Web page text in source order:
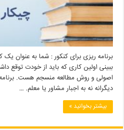
برنامه ریزی برای کنکور : شما به عنوان
ببینی اولین کاری که باید از خودت توقع
اصولی و روش مطالعه منسجم هست. برنامه
دیگرانه نه به اجبار مشاور یا معلم. …
بیشتر بخوانید »